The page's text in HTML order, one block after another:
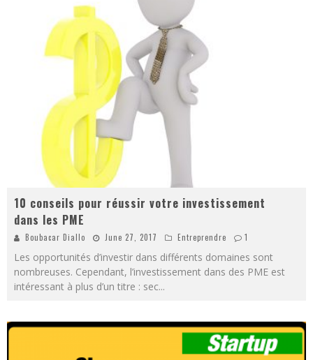
10 conseils pour réussir votre investissement
dans les PME
Boubacar Diallo June 27, 2017 Entreprendre 1
Les opportunités d’investir dans différents domaines sont
nombreuses. Cependant, l’investissement dans des PME est
intéressant à plus d’un titre : sec...